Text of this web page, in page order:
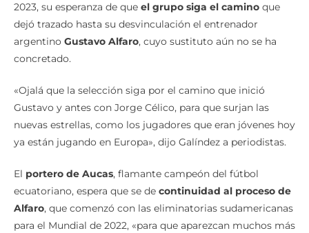
2023, su esperanza de que el grupo siga el camino que
dejó trazado hasta su desvinculación el entrenador
argentino Gustavo Alfaro, cuyo sustituto aún no se ha
concretado.
«Ojalá que la selección siga por el camino que inició
Gustavo y antes con Jorge Célico, para que surjan las
nuevas estrellas, como los jugadores que eran jóvenes hoy
ya están jugando en Europa», dijo Galíndez a periodistas.
El portero de Aucas, flamante campeón del fútbol
ecuatoriano, espera que se de continuidad al proceso de
Alfaro, que comenzó con las eliminatorias sudamericanas
para el Mundial de 2022, «para que aparezcan muchos más